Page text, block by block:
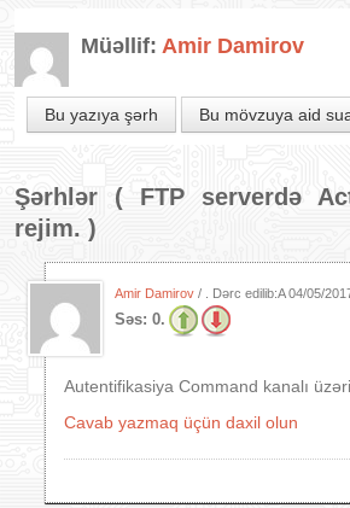
Müəllif: Amir Damirov
Bu yazıya şərh Bu mövzuya aid
Şərhlər ( FTP serverdə
rejim. )
Amir Damirov / . Dərc edilib:A04/05/
Səs: 0.
Autentifikasiya Command kanalı
Cavab yazmaq üçün daxil olun